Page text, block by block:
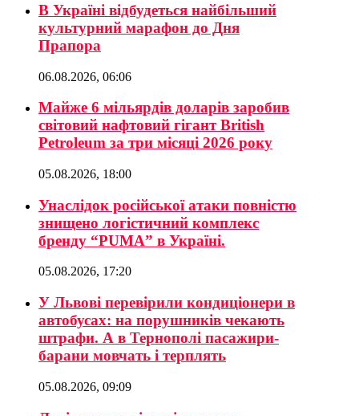
В Україні відбудеться найбільший
культурний марафон до Дня
Прапора
06.08.2026, 06:06
Майже 6 мільярдів доларів заробив
світовий нафтовий гігант British
Petroleum за три місяці 2026 року
05.08.2026, 18:00
Унаслідок російської атаки повністю
знищено логістичний комплекс
бренду “PUMA” в Україні.
05.08.2026, 17:20
У Львові перевірили кондиціонери в
автобусах: на порушників чекають
штрафи. А в Тернополі пасажири-
барани мовчать і терплять
05.08.2026, 09:09